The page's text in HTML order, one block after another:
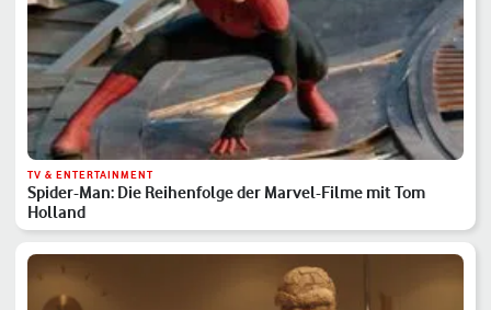
TV & ENTERTAINMENT
Spider-Man: Die Reihenfolge der Marvel-Filme mit Tom
Holland